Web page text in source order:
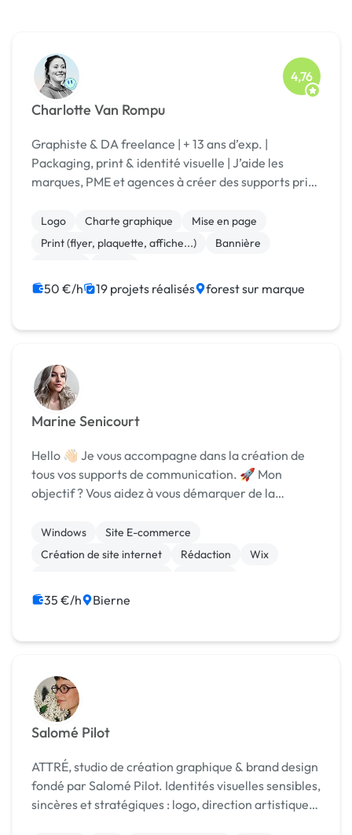
Charlotte Van Rompu
4,76
Graphiste & DA freelance | + 13 ans d’exp. |
Packaging, print & identité visuelle | J’aide les
marques, PME et agences à créer des supports print
Logo Charte graphique
Mise en page
Print (flyer, plaquette, affiche...)
Bannière
50 €/h 19 projets réalisés forest sur marque
Marine Senicourt
Hello 👋🏻 Je vous accompagne dans la création de
tous vos supports de communication. 🚀 Mon
objectif ? Vous aidez à vous démarquer de la
graphiques uniques en accord avec votre image et
vos valeurs. [U...
Windows
Site E-commerce
Création de site internet
Rédaction
Wix
Charte graphique
35 €/h Bierne
Salomé Pilot
ATTRÉ, studio de création graphique & brand design
fondé par Salomé Pilot. Identités visuelles sensibles,
sincères et stratégiques : logo, direction artistique,